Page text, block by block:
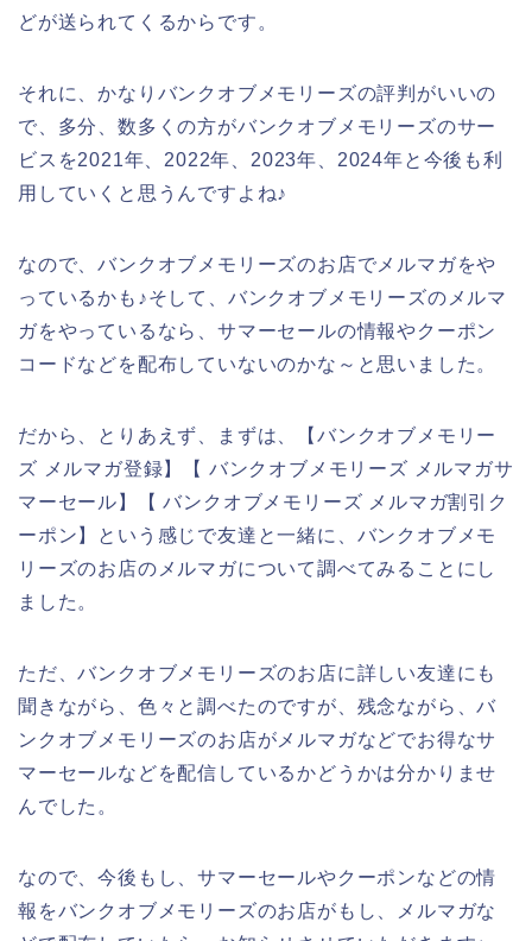
どが送られてくるからです。
それに、かなりバンクオブメモリーズの評判がいいの
で、多分、数多くの方がバンクオブメモリーズのサー
ビスを2021年、2022年、2023年、2024年と今後も利
用していくと思うんですよね♪
なので、バンクオブメモリーズのお店でメルマガをや
っているかも♪そして、バンクオブメモリーズのメルマ
ガをやっているなら、サマーセールの情報やクーポン
コードなどを配布していないのかな～と思いました。
だから、とりあえず、まずは、【バンクオブメモリー
ズ メルマガ登録】【 バンクオブメモリーズ メルマガサ
マーセール】【 バンクオブメモリーズ メルマガ割引ク
ーポン】という感じで友達と一緒に、バンクオブメモ
リーズのお店のメルマガについて調べてみることにし
ました。
ただ、バンクオブメモリーズのお店に詳しい友達にも
聞きながら、色々と調べたのですが、残念ながら、バ
ンクオブメモリーズのお店がメルマガなどでお得なサ
マーセールなどを配信しているかどうかは分かりませ
んでした。
なので、今後もし、サマーセールやクーポンなどの情
報をバンクオブメモリーズのお店がもし、メルマガな